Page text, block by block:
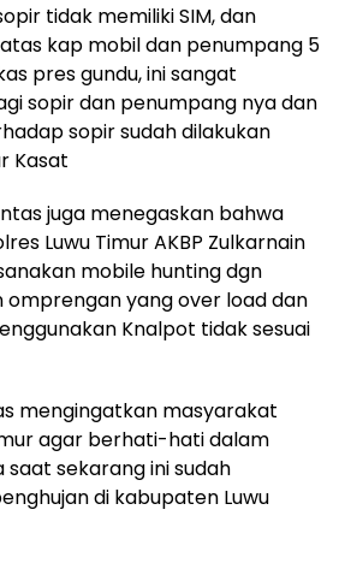
tidak memiliki SIM, dan
kap mobil dan penumpang 5
pres gundu, ini sangat
sopir dan penumpang nya dan
sopir sudah dilakukan
Kasat
juga menegaskan bahwa
Luwu Timur AKBP Zulkarnain
mobile hunting dgn
omprengan yang over load dan
Knalpot tidak sesuai
mengingatkan masyarakat
agar berhati-hati dalam
sekarang ini sudah
di kabupaten Luwu